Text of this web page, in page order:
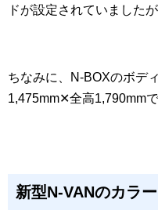
ドが設定されていました
ちなみに、N-BOXのボデ
1,475mm✕全高1,790mmで
新型N-VANのカラー